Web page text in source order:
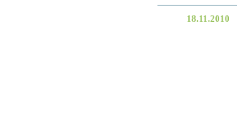
18.11.2010